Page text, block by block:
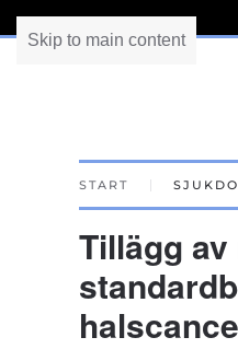
Skip to main content
START
Tillägg